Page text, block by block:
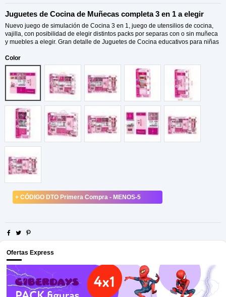
Juguetes de Cocina de Muñecas completa 3 en 1 a elegir
Nuevo juego de simulación de Cocina 3 en 1, juego de utensilios de cocina,
vajilla, con posibilidad de elegir distintos packs por separas con o sin muñeca
y muebles a elegir. Gran detalle de Juguetes de Cocina educativos para niñas
Color
6923-2
6920-3 6920-1
6920-2 3 IN 1 WITHRETAILBOX 3 IN 1 NO RETAIL BOX
+ CÓDIGO DTO Primera Compra - MENOS-5
Ofertas Express